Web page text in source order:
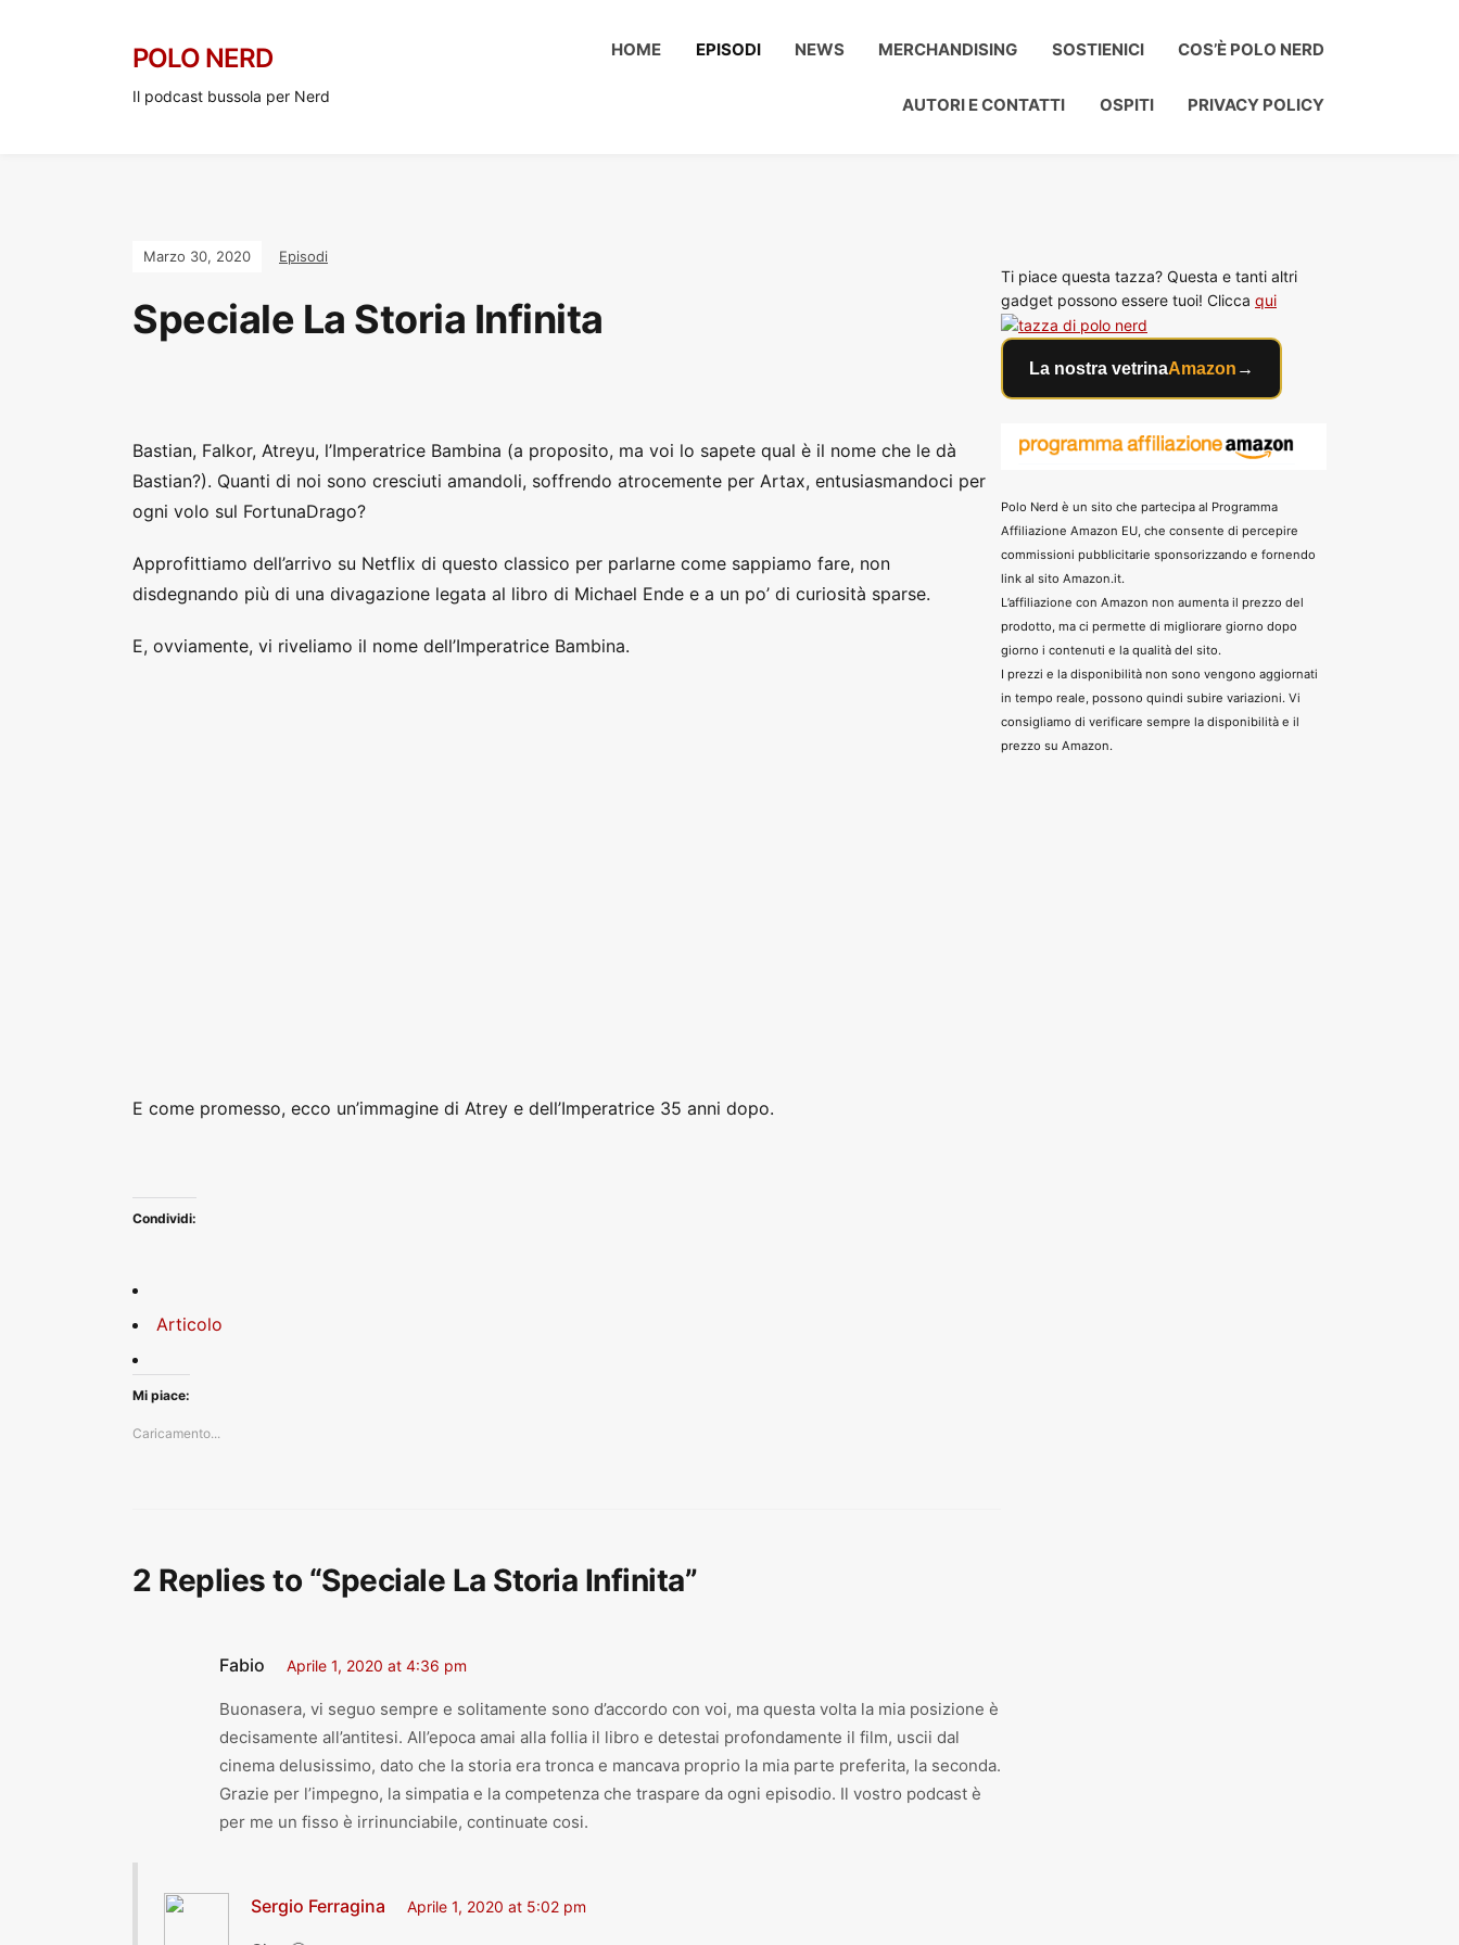
POLO NERD
Il podcast bussola per Nerd
HOME EPISODI NEWS MERCHANDISING SOSTIENICI COS’È POLO NERD
AUTORI E CONTATTI OSPITI PRIVACY POLICY
Marzo 30, 2020 Episodi
Speciale La Storia Infinita
Bastian, Falkor, Atreyu, l’Imperatrice Bambina (a proposito, ma voi lo sapete qual è il nome che le dà
Bastian?). Quanti di noi sono cresciuti amandoli, soffrendo atrocemente per Artax, entusiasmandoci per
ogni volo sul FortunaDrago?
Approfittiamo dell’arrivo su Netflix di questo classico per parlarne come sappiamo fare, non
disdegnando più di una divagazione legata al libro di Michael Ende e a un po’ di curiosità sparse.
E, ovviamente, vi riveliamo il nome dell’Imperatrice Bambina.
E come promesso, ecco un’immagine di Atrey e dell’Imperatrice 35 anni dopo.
Condividi:
Articolo
Mi piace:
Caricamento...
2 Replies to “Speciale La Storia Infinita”
Fabio Aprile 1, 2020 at 4:36 pm
Buonasera, vi seguo sempre e solitamente sono d’accordo con voi, ma questa volta la mia posizione è
decisamente all’antitesi. All’epoca amai alla follia il libro e detestai profondamente il film, uscii dal
cinema delusissimo, dato che la storia era tronca e mancava proprio la mia parte preferita, la seconda.
Grazie per l’impegno, la simpatia e la competenza che traspare da ogni episodio. Il vostro podcast è
per me un fisso è irrinunciabile, continuate cosi.
Sergio Ferragina Aprile 1, 2020 at 5:02 pm
Ti piace questa tazza? Questa e tanti altri
gadget possono essere tuoi! Clicca qui
La nostra vetrinaAmazon →
Polo Nerd è un sito che partecipa al Programma
Affiliazione Amazon EU, che consente di percepire
commissioni pubblicitarie sponsorizzando e fornendo
link al sito Amazon.it.
L’affiliazione con Amazon non aumenta il prezzo del
prodotto, ma ci permette di migliorare giorno dopo
giorno i contenuti e la qualità del sito.
I prezzi e la disponibilità non sono vengono aggiornati
in tempo reale, possono quindi subire variazioni. Vi
consigliamo di verificare sempre la disponibilità e il
prezzo su Amazon.